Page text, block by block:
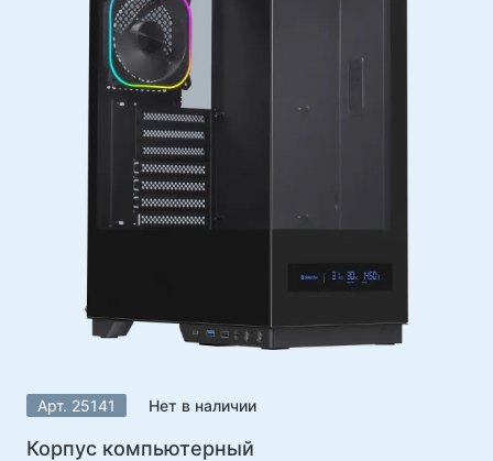
Беспроводные гарнитуры
Гарнитуры для мобильных устройств
Компьютерные гарнитуры
Акустические системы
Колонки 2.1
Радиоприемники
Для вечеринок
Виниловые проигрыватели
Портативные колонки
Арт. 25141 Нет в наличии
Корпус компьютерный